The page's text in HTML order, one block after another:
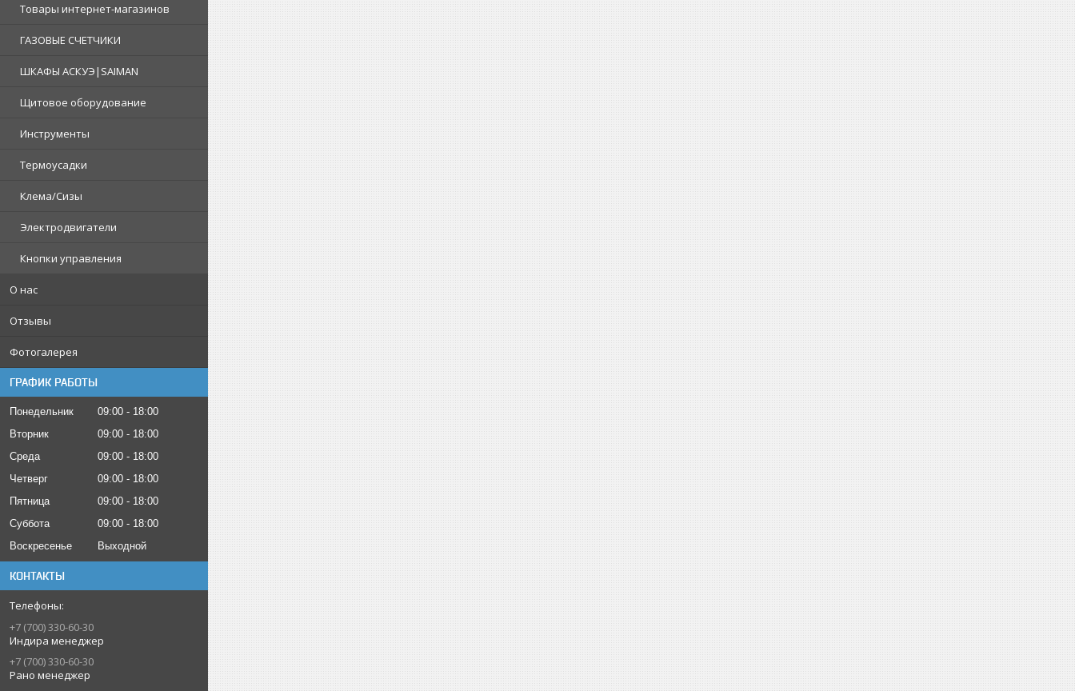
Товары интернет-магазинов
ГАЗОВЫЕ СЧЕТЧИКИ
ШКАФЫ АСКУЭ|SAIMAN
Щитовое оборудование
Инструменты
Термоусадки
Клема/Сизы
Электродвигатели
Кнопки управления
О нас
Отзывы
Фотогалерея
ГРАФИК РАБОТЫ
Понедельник 09:00
18:00
Вторник
09:00
18:00
Среда
09:00
18:00
Четверг
09:00
18:00
Пятница
09:00
18:00
Суббота
09:00
18:00
Воскресенье
Выходной
КОНТАКТЫ
+7 (700) 330-60-30
Индира менеджер
+7 (700) 330-60-30
Рано менеджер